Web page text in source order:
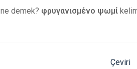
ne demek? φρυγανισμένο ψωμί
Çeviri